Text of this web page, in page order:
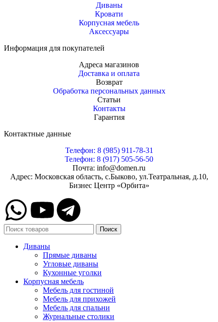
Диваны
Кровати
Корпусная мебель
Аксессуары
Информация для покупателей
Адреса магазинов
Доставка и оплата
Возврат
Обработка персональных данных
Статьи
Контакты
Гарантия
Контактные данные
Телефон: 8 (985) 911-78-31
Телефон: 8 (917) 505-56-50
Почта: info@domen.ru
Адрес: Московская область, с.Быково, ул.Театральная, д.10,
Бизнес Центр «Орбита»
Поиск
Диваны
Прямые диваны
Угловые диваны
Кухонные уголки
Корпусная мебель
Мебель для гостиной
Мебель для прихожей
Мебель для спальни
Журнальные столики